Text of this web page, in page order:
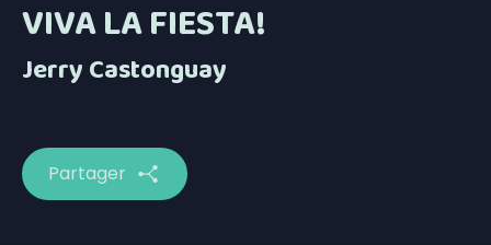
VIVA LA FIESTA!
Jerry Castonguay
Partager